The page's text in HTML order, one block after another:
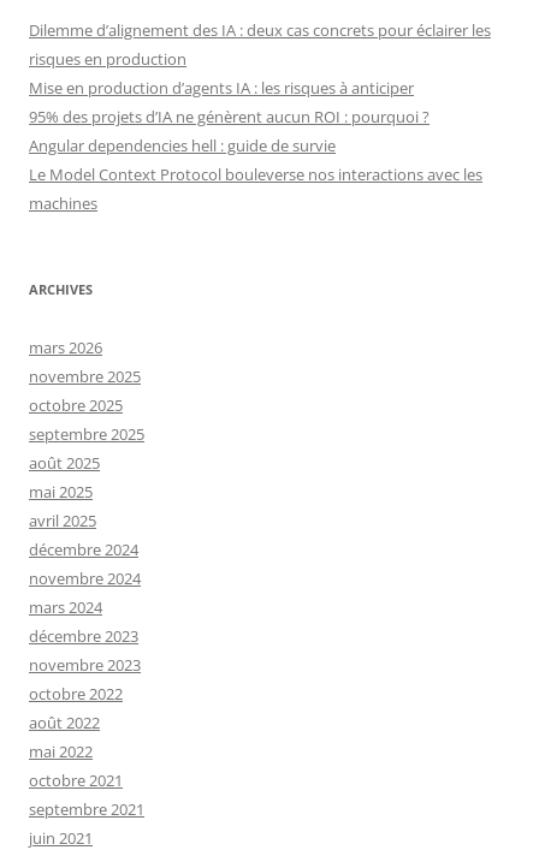
Dilemme d’alignement des IA : deux cas concrets pour éclairer les
risques en production
Mise en production d’agents IA : les risques à anticiper
95% des projets d’IA ne génèrent aucun ROI : pourquoi ?
Angular dependencies hell : guide de survie
Le Model Context Protocol bouleverse nos interactions avec les
machines
ARCHIVES
mars 2026
novembre 2025
octobre 2025
septembre 2025
août 2025
mai 2025
avril 2025
décembre 2024
novembre 2024
mars 2024
décembre 2023
novembre 2023
octobre 2022
août 2022
mai 2022
octobre 2021
septembre 2021
juin 2021